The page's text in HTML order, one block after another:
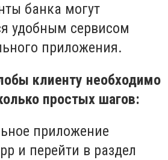
банка могут
удобным сервисом
приложения.
клиенту необходимо
простых шагов:
приложение
и перейти в раздел